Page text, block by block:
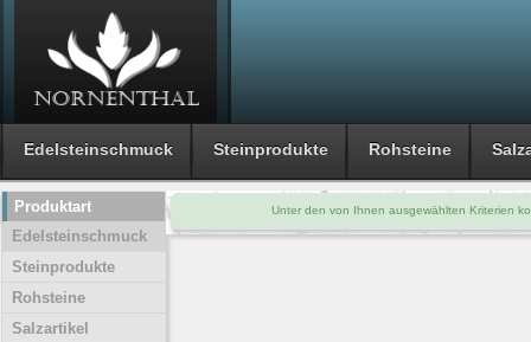
Edelsteinschmuck Steinprodukte Rohsteine
Unter den von Ihnen ausgewählten Kriterien
Produktart
Edelsteinschmuck
Steinprodukte
Rohsteine
Salzartikel